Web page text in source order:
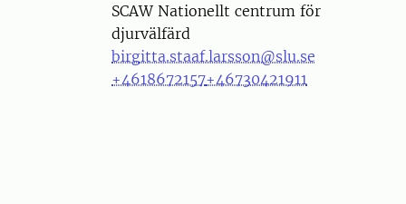
SCAW Nationellt centrum för
djurvälfärd
birgitta.staaf.larsson@slu.se
+4618672157+46730421911